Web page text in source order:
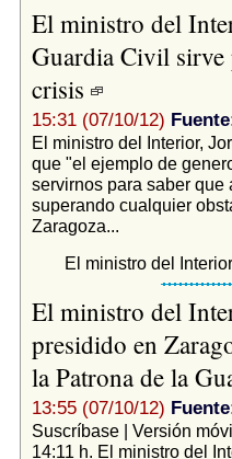
El ministro del
Guardia Civil sirve
crisis
15:31 (07/10/12)
El ministro del Interior,
que "el ejemplo de
servirnos para saber
superando cualquier
Zaragoza...
El ministro del
El ministro del
presidido en
la Patrona de la
13:55 (07/10/12)
Suscríbase | Versión
14:11 h. El ministro del